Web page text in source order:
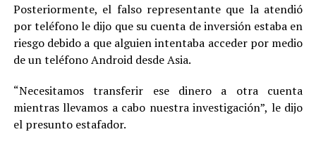
Posteriormente, el falso representante que la atendió
por teléfono le dijo que su cuenta de inversión estaba en
riesgo debido a que alguien intentaba acceder por medio
de un teléfono Android desde Asia.
“Necesitamos transferir ese dinero a otra cuenta
mientras llevamos a cabo nuestra investigación”, le dijo
el presunto estafador.